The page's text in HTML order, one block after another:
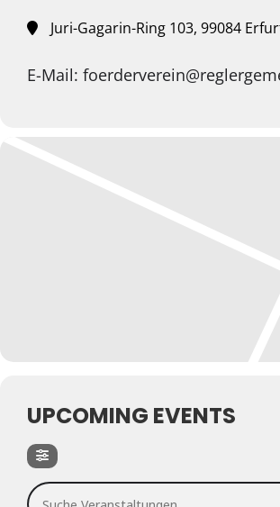
Juri-Gagarin-Ring 103, 99084
E-Mail:
UPCOMING EVENTS
Suche Veranstaltungen